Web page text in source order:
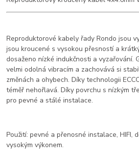
Reproduktorové kabely řady Rondo jsou
jsou kroucené s vysokou přesností a
dosaženo nízké indukčnosti a vyzařování.
velmi odolná vibracím a zachovává si
změnách a ohybech. Díky technologii
téměř nehořlavá. Díky povrchu s nízkým
pro pevné a stálé instalace.
Použití: pevné a přenosné instalace, HIFI,
vysokým výkonem.